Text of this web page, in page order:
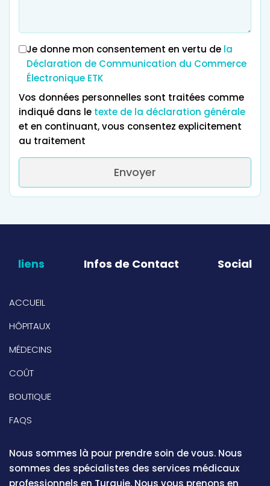
Je donne mon consentement en vertu de la
Déclaration de Communication du Commerce
Électronique ETK
Vos données personnelles sont traitées comme
indiqué dans le texte de la déclaration générale
et en continuant, vous consentez explicitement
au traitement
Envoyer
liens Infos de Contact Social
ACCUEIL
HÔPITAUX
MÉDECINS
COÛT
BOUTIQUE
FAQS
Nous sommes là pour prendre soin de vous. Nous
sommes des spécialistes des services médicaux
professionnels en Turquie. Nous vous prenons en